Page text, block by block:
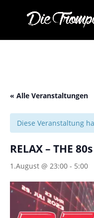
« Alle Veranstaltungen
Diese Veranstaltung
RELAX – THE 80s
1.August @ 23:00 - 5:00